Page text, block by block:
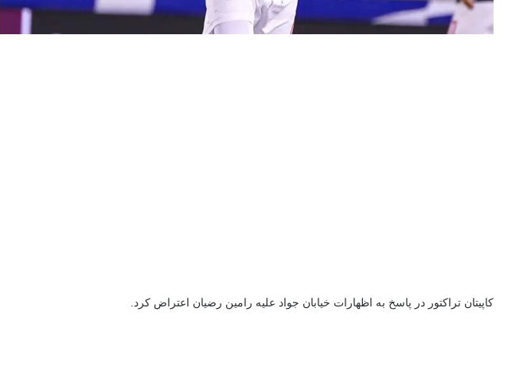
کاپیتان تراکتور در پاسخ به اظهارات خیابان جواد علیه رامین رضیان اعتراض کرد.